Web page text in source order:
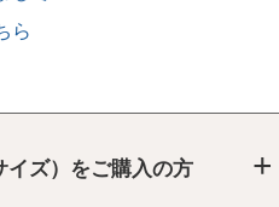
ら
イズ）をご購入の方